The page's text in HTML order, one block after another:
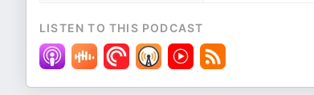
LISTEN TO THIS PODCAST